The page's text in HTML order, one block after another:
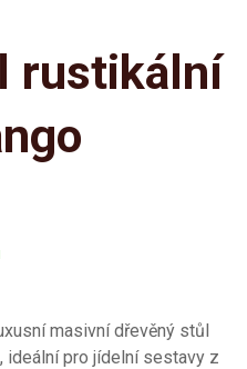
rustikální
masivní dřevěný stůl
ideální pro jídelní sestavy z